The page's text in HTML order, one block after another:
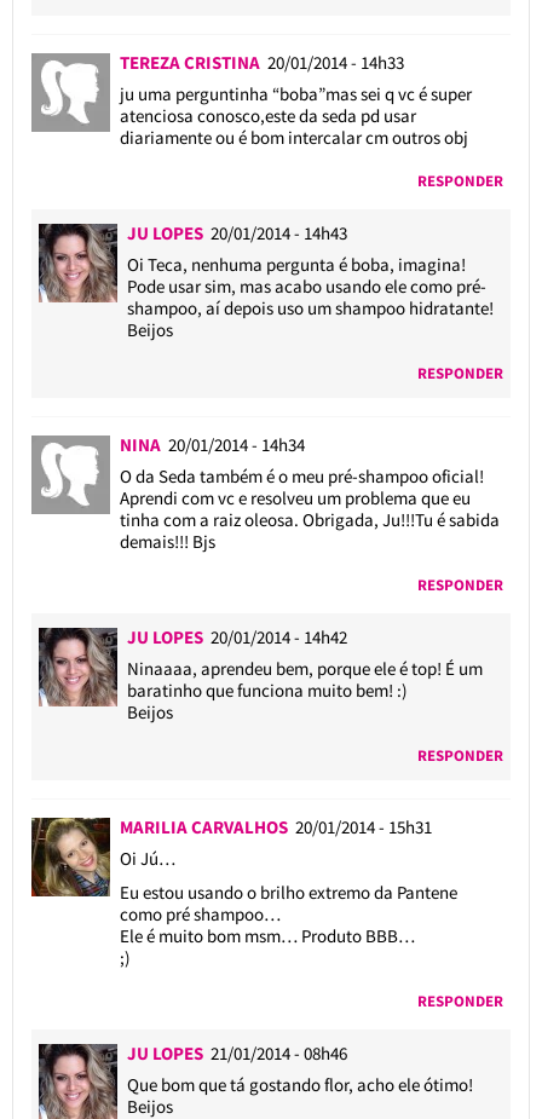
TEREZA CRISTINA 20/01/2014 - 14h33
ju uma perguntinha “boba”mas sei q vc é super
atenciosa conosco,este da seda pd usar
diariamente ou é bom intercalar cm outros obj
RESPONDER
JU LOPES 20/01/2014 - 14h43
Oi Teca, nenhuma pergunta é boba, imagina!
Pode usar sim, mas acabo usando ele como pré-
shampoo, aí depois uso um shampoo hidratante!
Beijos
RESPONDER
NINA 20/01/2014 - 14h34
O da Seda também é o meu pré-shampoo oficial!
Aprendi com vc e resolveu um problema que eu
tinha com a raiz oleosa. Obrigada, Ju!!!Tu é sabida
demais!!! Bjs
RESPONDER
JU LOPES 20/01/2014 - 14h42
Ninaaaa, aprendeu bem, porque ele é top! É um
baratinho que funciona muito bem! :)
Beijos
RESPONDER
MARILIA CARVALHOS 20/01/2014 - 15h31
Oi Jú…
Eu estou usando o brilho extremo da Pantene
como pré shampoo…
Ele é muito bom msm… Produto BBB…
;)
RESPONDER
JU LOPES 21/01/2014 - 08h46
Que bom que tá gostando flor, acho ele ótimo!
Beijos